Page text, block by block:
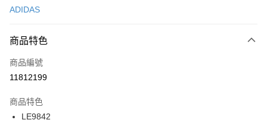
便利好安心！
３．安心：先確認商品／服務後，再付款。
【「AFTEE先享後付」結帳流程】
１．於結帳方式選擇「AFTEE先享後付」後，將跳轉至「AFTEE先享後付」
２．訂單成立數日內，您將收到繳費通知簡訊。
３．收到繳費通知簡訊後14天內，點擊此簡訊中的連結，可透過四大超商／
ATM／網路銀行／等多元方式進行付款，方視為交易完成。
運送方式
每筆NT$100，滿NT$1,500(含以上)免運費
宅配
每筆NT$100，滿NT$1,500(含以上)免運費
付款後門市自取
每筆NT$100，滿NT$1,500(含以上)免運費
ADIDAS
商品特色
商品編號
11812199
商品特色
LE9842